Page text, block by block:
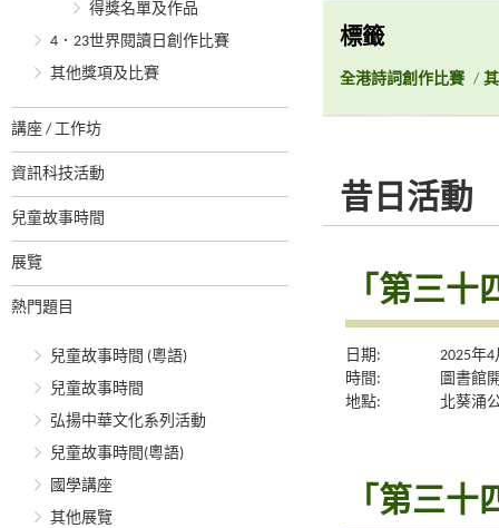
得獎名單及作品
4．23世界閱讀日創作比賽
其他獎項及比賽
講座 / 工作坊
資訊科技活動
兒童故事時間
展覽
熱門題目
兒童故事時間 (粵語)
兒童故事時間
弘揚中華文化系列活動
兒童故事時間(粵語)
國學講座
其他展覽
標籤
全港詩詞創作比賽 /
昔日活動
「第三
日期:
2025年
時間:
圖書館
地點:
北葵涌
「第三